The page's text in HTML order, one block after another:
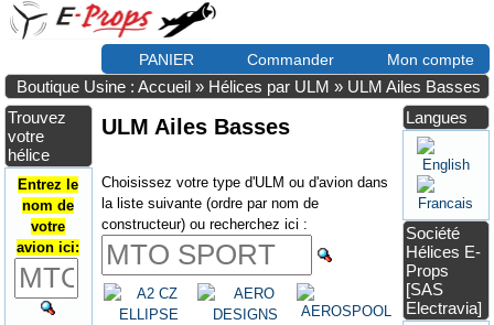
PANIER Commander Mon compte
Boutique Usine : Accueil » Hélices par ULM » ULM Ailes Basses
Trouvez
votre
hélice
Entrez le
nom de
votre
avion ici:
ULM Ailes Basses
Choisissez votre type d'ULM ou d'avion dans
la liste suivante (ordre par nom de
constructeur) ou recherchez ici :
Langues
Société
Hélices E-
Props
[SAS
Electravia]